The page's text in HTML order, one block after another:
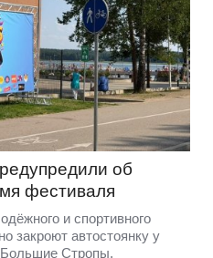
об
фестиваля
и спортивного
закроют автостоянку у
Большие Стропы.